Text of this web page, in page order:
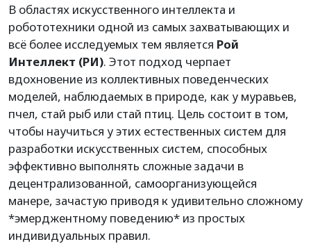
В областях искусственного интеллекта и
робототехники одной из самых захватывающих и
всё более исследуемых тем является Рой
Интеллект (РИ). Этот подход черпает
вдохновение из коллективных поведенческих
моделей, наблюдаемых в природе, как у муравьев,
пчел, стай рыб или стай птиц. Цель состоит в том,
чтобы научиться у этих естественных систем для
разработки искусственных систем, способных
эффективно выполнять сложные задачи в
децентрализованной, самоорганизующейся
манере, зачастую приводя к удивительно сложному
*эмерджентному поведению* из простых
индивидуальных правил.